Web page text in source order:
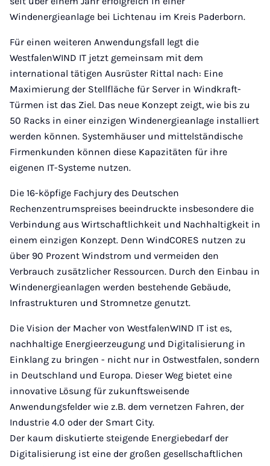
Windenergieanlage bei Lichtenau im Kreis Paderborn.
Für einen weiteren Anwendungsfall legt die
WestfalenWIND IT jetzt gemeinsam mit dem
international tätigen Ausrüster Rittal nach: Eine
Maximierung der Stellfläche für Server in Windkraft-
Türmen ist das Ziel. Das neue Konzept zeigt, wie bis zu
50 Racks in einer einzigen Windenergieanlage installiert
werden können. Systemhäuser und mittelständische
Firmenkunden können diese Kapazitäten für ihre
eigenen IT-Systeme nutzen.
Die 16-köpfige Fachjury des Deutschen
Rechenzentrumspreises beeindruckte insbesondere die
Verbindung aus Wirtschaftlichkeit und Nachhaltigkeit in
einem einzigen Konzept. Denn WindCORES nutzen zu
über 90 Prozent Windstrom und vermeiden den
Verbrauch zusätzlicher Ressourcen. Durch den Einbau in
Windenergieanlagen werden bestehende Gebäude,
Infrastrukturen und Stromnetze genutzt.
Die Vision der Macher von WestfalenWIND IT ist es,
nachhaltige Energieerzeugung und Digitalisierung in
Einklang zu bringen - nicht nur in Ostwestfalen, sondern
in Deutschland und Europa. Dieser Weg bietet eine
innovative Lösung für zukunftsweisende
Anwendungsfelder wie z.B. dem vernetzen Fahren, der
Industrie 4.0 oder der Smart City.
Der kaum diskutierte steigende Energiebedarf der
Digitalisierung ist eine der großen gesellschaftlichen